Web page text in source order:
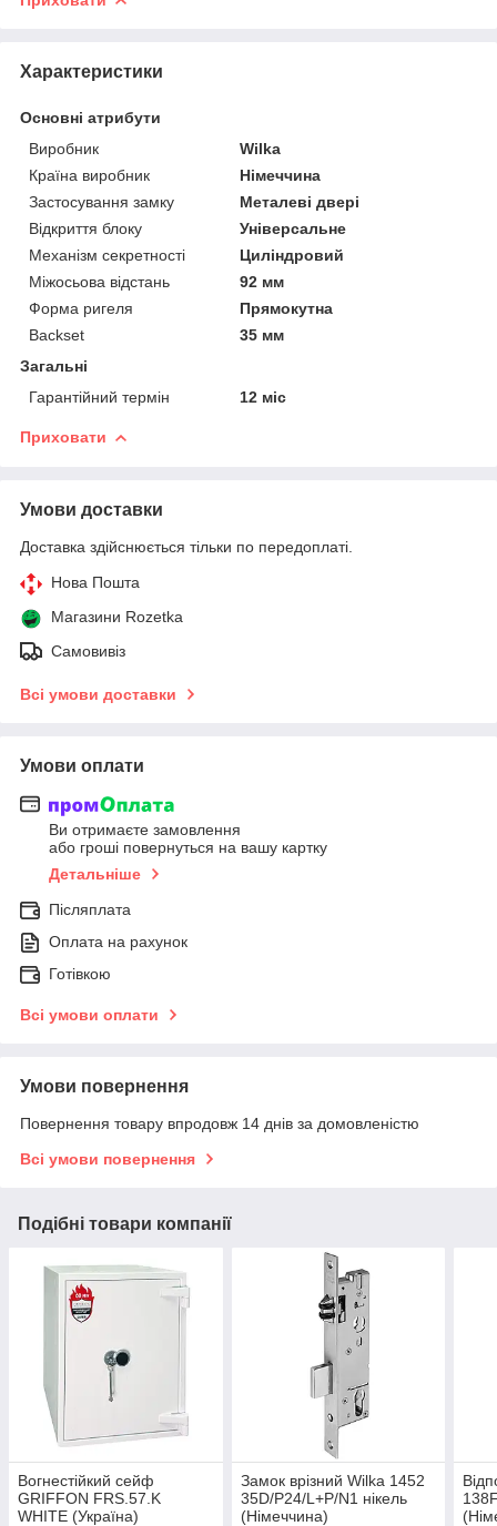
Характеристики
Основні атрибути
Виробник
Wilka
Країна виробник
Німеччина
Застосування замку
Металеві двері
Відкриття блоку
Універсальне
Механізм секретності
Циліндровий
Міжосьова відстань
92 мм
Форма ригеля
Прямокутна
Backset
35 мм
Загальні
Гарантійний термін
12 міс
Приховати
Умови доставки
Доставка здійснюється тільки по передоплаті.
Нова Пошта
Магазини Rozetka
Самовивіз
Всі умови доставки
Умови оплати
Ви отримаєте замовлення
або гроші повернуться на вашу картку
Детальніше
Післяплата
Оплата на рахунок
Готівкою
Всі умови оплати
Умови повернення
Повернення товару впродовж 14 днів за домовленістю
Всі умови повернення
Подібні товари компанії
Вогнестійкий сейф
GRIFFON FRS.57.K
WHITE (Україна)
Замок врізний Wilka 1452
35D/P24/L+P/N1 нікель
(Німеччина)